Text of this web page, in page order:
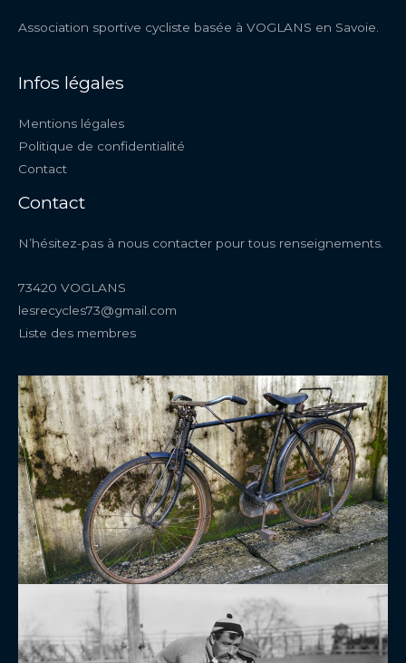
Association sportive cycliste basée à VOGLANS en Savoie.
Infos légales
Mentions légales
Politique de confidentialité
Contact
Contact
N’hésitez-pas à nous contacter pour tous renseignements.
73420 VOGLANS
lesrecycles73@gmail.com
Liste des membres